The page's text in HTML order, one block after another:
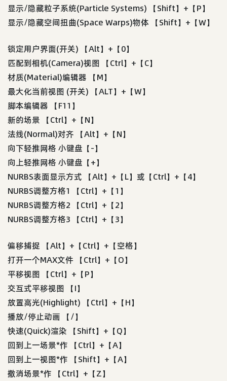
显示/隐藏粒子系统(Particle Systems) 【Shift】+【P】
显示/隐藏空间扭曲(Space Warps)物体 【Shift】+【W】
锁定用户界面(开关) 【Alt】+【0】
匹配到相机(Camera)视图 【Ctrl】+【C】
材质(Material)编辑器 【M】
最大化当前视图 (开关) 【ALT】+【W】
脚本编辑器 【F11】
新的场景 【Ctrl】+【N】
法线(Normal)对齐 【Alt】+【N】
向下轻推网格 小键盘【-】
向上轻推网格 小键盘【+】
NURBS表面显示方式 【Alt】+【L】或【Ctrl】+【4】
NURBS调整方格1 【Ctrl】+【1】
NURBS调整方格2 【Ctrl】+【2】
NURBS调整方格3 【Ctrl】+【3】
偏移捕捉 【Alt】+【Ctrl】+【空格】
打开一个MAX文件 【Ctrl】+【O】
平移视图 【Ctrl】+【P】
交互式平移视图 【I】
放置高光(Highlight) 【Ctrl】+【H】
播放/停止动画 【/】
快速(Quick)渲染 【Shift】+【Q】
回到上一场景*作 【Ctrl】+【A】
回到上一视图*作 【Shift】+【A】
撤消场景*作 【Ctrl】+【Z】